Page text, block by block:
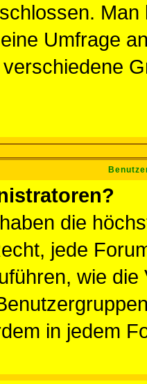
Umfrage
die
jede
wie
in jedem